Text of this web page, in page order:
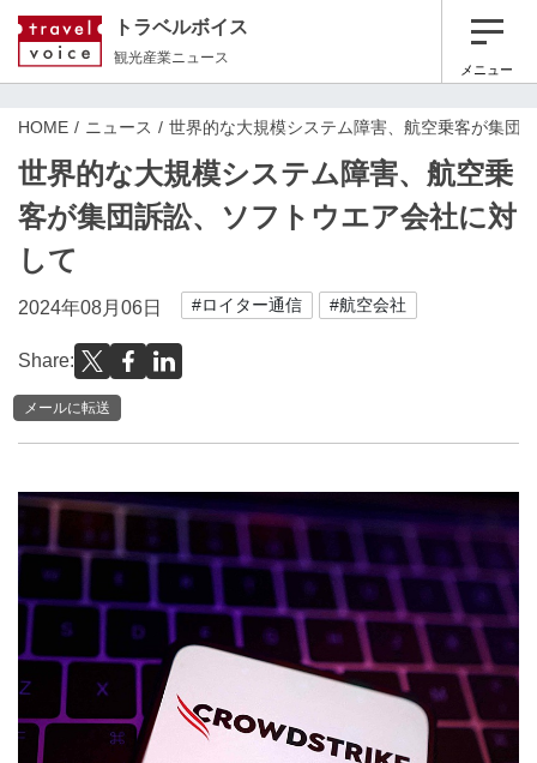
トラベルボイス
観光産業ニュース
メニュー
HOME ニュース 世界的な大規模システム障害、航空乗客が集団
世界的な大規模システム障害、航空乗
客が集団訴訟、ソフトウエア会社に対
して
2024年08月06日 #ロイター通信 #航空会社
Share:
メールに転送